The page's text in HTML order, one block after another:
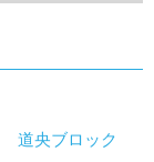
道央ブロック